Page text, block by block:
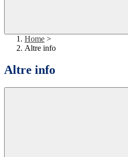
Home >
Altre info
Altre info